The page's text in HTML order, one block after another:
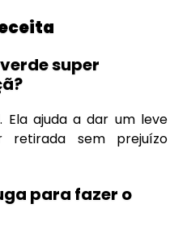
super
Ela ajuda a dar um leve
retirada sem prejuízo
para fazer o